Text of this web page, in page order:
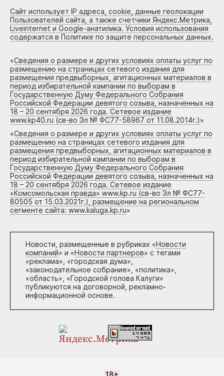
Сайт использует IP адреса, cookie, данные геолокации
Пользователей сайта, а также счетчики Яндекс.Метрика,
Liveinternet и Google-анатилика. Условия использования
содержатся в Политике по защите персональных данных.
«Сведения о размере и других условиях оплаты услуг по
размещению на страницах сетевого издания для
размещения предвыборных, агитационных материалов в
период избирательной кампании по выборам в
Государственную Думу Федерального Собрания
Российской Федерации девятого созыва, назначенных на
18 – 20 сентября 2026 года. Сетевое издание
www.kp40.ru (св-во Эл № ФС77-58967 от 11.08.2014г.)»
«Сведения о размере и других условиях оплаты услуг по
размещению на страницах сетевого издания для
размещения предвыборных, агитационных материалов в
период избирательной кампании по выборам в
Государственную Думу Федерального Собрания
Российской Федерации девятого созыва, назначенных на
18 – 20 сентября 2026 года. Сетевое издание
«Комсомольская правда» www.kp.ru (св-во Эл № ФС77-
80505 от 15.03.2021г.), размещение на региональном
сегменте сайта: www.kaluga.kp.ru»
Новости, размещенные в рубриках «Новости
компаний» и «Новости партнеров» с тегами
«реклама», «городская дума»,
«законодательное собрание», «политика»,
«область», «Городской голова Калуги»
публикуются на договорной, рекламно-
информационной основе.
18+